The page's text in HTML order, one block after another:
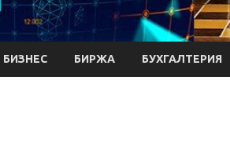
БИЗНЕС БИРЖА БУХГАЛТЕРИЯ